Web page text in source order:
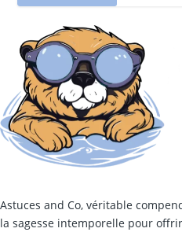
Astuces and Co, véritable
la sagesse intemporelle pour